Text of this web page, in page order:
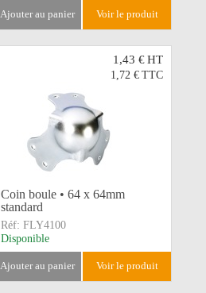
ajouter au panier voir le produit
1,43 €HT
1,72 € TTC
Coin boule • 64 x 64mm
standard
Réf: FLY4100
Disponible
ajouter au panier voir le produit